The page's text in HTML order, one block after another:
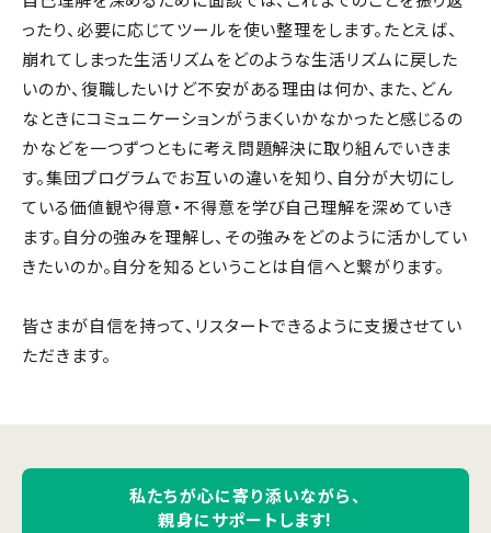
ったり、必要に応じてツールを使い整理をします。たとえば、
崩れてしまった生活リズムをどのような生活リズムに戻した
いのか、復職したいけど不安がある理由は何か、また、どん
なときにコミュニケーションがうまくいかなかったと感じるの
かなどを一つずつともに考え問題解決に取り組んでいきま
す。集団プログラムでお互いの違いを知り、自分が大切にし
ている価値観や得意・不得意を学び自己理解を深めていき
ます。自分の強みを理解し、その強みをどのように活かしてい
きたいのか。自分を知るということは自信へと繋がります。
皆さまが自信を持って、リスタートできるように支援させてい
ただきます。
私たちが心に寄り添いながら、
親身にサポートします!